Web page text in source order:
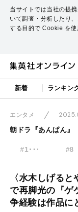
当サイトでは当社の提
いて調査・分析したり
する目的で Cookie を使
新着 ランキン
エンタメ
朝ドラ『あんぱん』
#1･･･ #8
〈水木しげる
で再脚光の『
争経験は作品に